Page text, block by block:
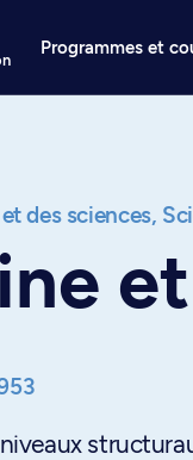
Programmes et
des sciences,